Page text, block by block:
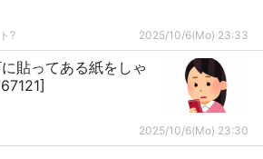
? 2025/10/6(Mo) 23:33
貼ってある紙をしゃ
[194767121]
2025/10/6(Mo) 23:30